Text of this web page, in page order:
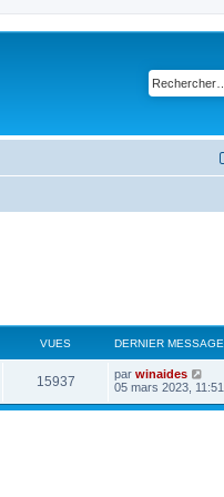
VUES DERNIER MESSAGE
15937 par winaides
05 mars 2023, 11:51